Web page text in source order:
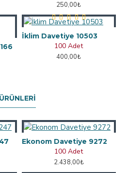
250,00₺
İklim Davetiye 10503
100 Adet
400,00₺
Ekonom Davetiye 9272
100 Adet
2.438,00₺